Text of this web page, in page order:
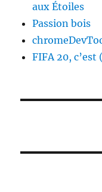
aux Étoiles
Passion bois
FIFA 20,